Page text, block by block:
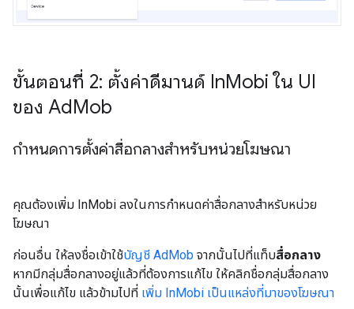
ขั้นตอนที่ 2: ตั้งค่าดีมานด์ InMobi ใน UI
ของ AdMob
กำหนดการตั้งค่าสื่อกลางสำหรับหน่วยโฆษณา
คุณต้องเพิ่ม InMobi ลงในการกําหนดค่าสื่อกลางสําหรับหน่วย
โฆษณา
ก่อนอื่น ให้ลงชื่อเข้าใช้บัญชี AdMob จากนั้นไปที่แท็บสื่อกลาง
หากมีกลุ่มสื่อกลางอยู่แล้วที่ต้องการแก้ไข ให้คลิกชื่อกลุ่มสื่อกลาง
นั้นเพื่อแก้ไข แล้วข้ามไปที่ เพิ่ม InMobi เป็นแหล่งที่มาของโฆษณา